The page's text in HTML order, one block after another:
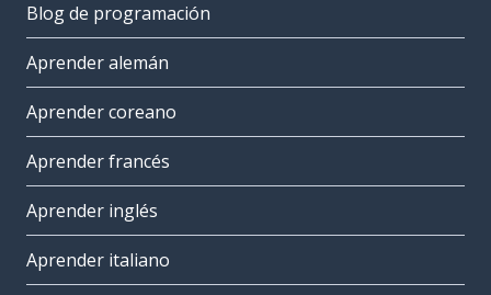
Blog de programación
Aprender alemán
Aprender coreano
Aprender francés
Aprender inglés
Aprender italiano